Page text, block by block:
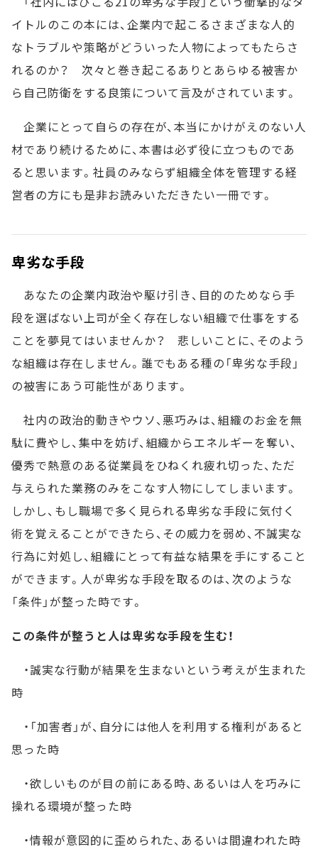
イトルのこの本には、企業内で起こるさまざまな人的
なトラブルや策略がどういった人物によってもたらさ
れるのか？ 次々と巻き起こるありとあらゆる被害か
ら自己防衛をする良策について言及がされています。
企業にとって自らの存在が、本当にかけがえのない人
材であり続けるために、本書は必ず役に立つものであ
ると思います。社員のみならず組織全体を管理する経
営者の方にも是非お読みいただきたい一冊です。
卑劣な手段
あなたの企業内政治や駆け引き、目的のためなら手
段を選ばない上司が全く存在しない組織で仕事をする
ことを夢見てはいませんか？ 悲しいことに、そのよう
な組織は存在しません。誰でもある種の「卑劣な手段」
の被害にあう可能性があります。
社内の政治的動きやウソ、悪巧みは、組織のお金を無
駄に費やし、集中を妨げ、組織からエネルギーを奪い、
優秀で熱意のある従業員をひねくれ疲れ切った、ただ
与えられた業務のみをこなす人物にしてしまいます。
しかし、もし職場で多く見られる卑劣な手段に気付く
術を覚えることができたら、その威力を弱め、不誠実な
行為に対処し、組織にとって有益な結果を手にすること
ができます。人が卑劣な手段を取るのは、次のような
「条件」が整った時です。
この条件が整うと人は卑劣な手段を生む！
・誠実な行動が結果を生まないという考えが生まれた
時
・「加害者」が、自分には他人を利用する権利があると
思った時
・欲しいものが目の前にある時、あるいは人を巧みに
操れる環境が整った時
・情報が意図的に歪められた、あるいは間違われた時